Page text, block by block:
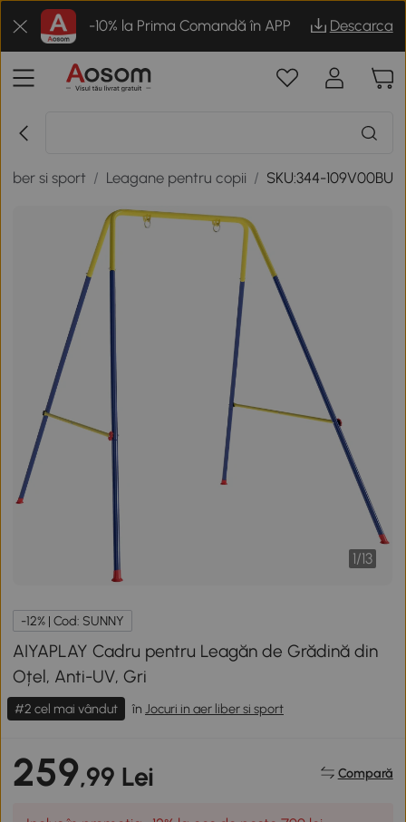
-10% la Prima Comandă în APP Descarca
liber si sport / Leagane pentru copii / SKU:344-109V00BU
1/13
-12% | Cod: SUNNY
AIYAPLAY Cadru pentru Leagăn de Grădină din
Oțel, Anti-UV, Gri
#2 cel mai vândut în Jocuri in aer liber si sport
259,99 Lei Compară